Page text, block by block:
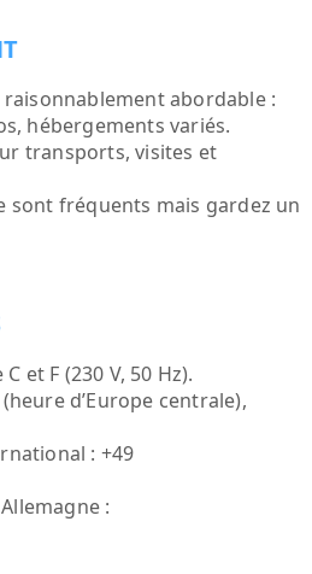
raisonnablement abordable :
hébergements variés.
transports, visites et
sont fréquents mais gardez un
et F (230 V, 50 Hz).
d’Europe centrale),
: +49
: